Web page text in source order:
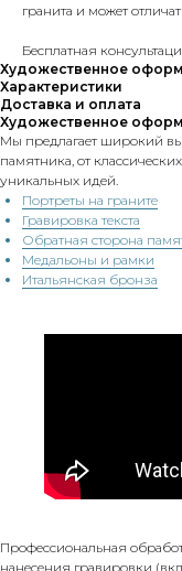
гранита и может
Бесплатная
Художественное
Характеристики
Доставка и оплата
Художественное
Мы предлагает широкий
памятника, от
уникальных идей.
Портреты на граните
Гравировка текста
Обратная сторона
Медальоны и рамки
Итальянская бронза
Профессиональная
нанесения гравировки